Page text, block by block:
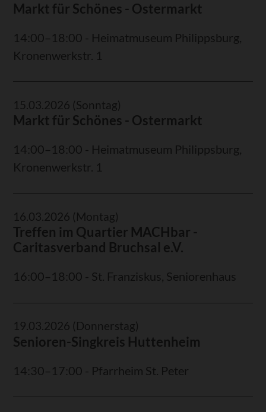
Markt für Schönes - Ostermarkt
14:00–18:00 - Heimatmuseum Philippsburg,
Kronenwerkstr. 1
15.03.2026 (Sonntag)
Markt für Schönes - Ostermarkt
14:00–18:00 - Heimatmuseum Philippsburg,
Kronenwerkstr. 1
16.03.2026 (Montag)
Treffen im Quartier MACHbar -
Caritasverband Bruchsal e.V.
16:00–18:00 - St. Franziskus, Seniorenhaus
19.03.2026 (Donnerstag)
Senioren-Singkreis Huttenheim
14:30–17:00 - Pfarrheim St. Peter